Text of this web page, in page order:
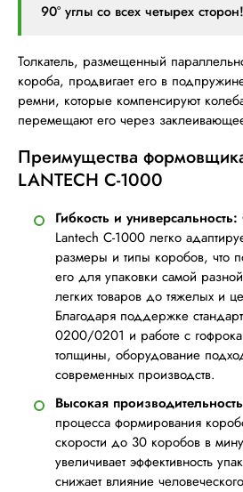
90° углы со всех четырех сторон!
Толкатель, размещенный
короба, продвигает его в
ремни, которые компенсируют
перемещают его через заклеивающее
Преимущества
LANTECH С-1000
Гибкость и универсальность:
Lantech C-1000 легко
размеры и типы коробов, что
его для упаковки самой
легких товаров до тяжелых и
Благодаря поддержке
0200/0201 и работе с
толщины, оборудование
современных производств.
Высокая
процесса формирования
скорости до 30 коробов в
увеличивает эффективность
снижает влияние